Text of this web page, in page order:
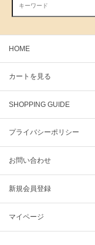
HOME
カートを見る
SHOPPING GUIDE
プライバシーポリシー
お問い合わせ
新規会員登録
マイページ